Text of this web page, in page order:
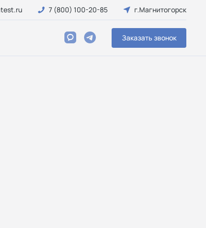
7 (800) 100-20-85 г.Магнитогорск
Заказать звонок